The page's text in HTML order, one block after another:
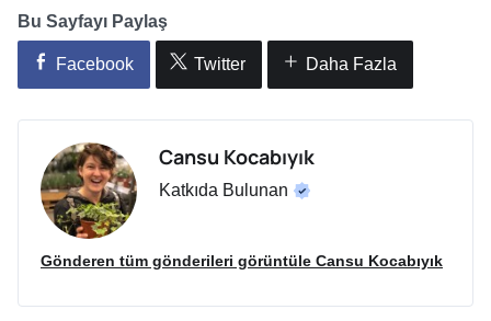
Bu Sayfayı Paylaş
Facebook Twitter Daha Fazla
Cansu Kocabıyık
Katkıda Bulunan
Gönderen tüm gönderileri görüntüle Cansu Kocabıyık